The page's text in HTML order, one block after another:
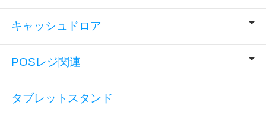
キャッシュドロア
POSレジ関連
タブレットスタンド